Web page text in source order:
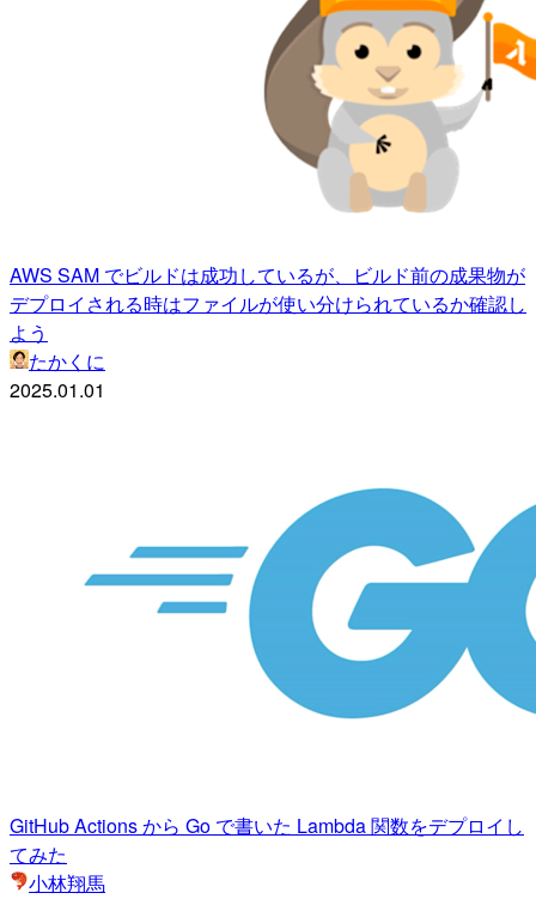
AWS SAM でビルドは成功しているが、ビルド前の成果物が
デプロイされる時はファイルが使い分けられているか確認し
よう
たかくに
2025.01.01
GitHub Actions から Go で書いた Lambda 関数をデプロイし
てみた
小林翔馬